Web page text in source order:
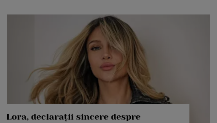
Lora, declarații sincere despre